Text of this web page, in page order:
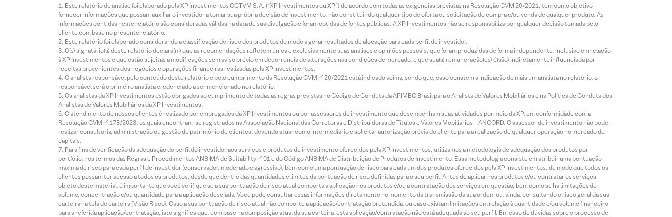
Este relatório de análise foi elaborado pela XP Investimentos CCTVM S.A. (“XP Investimentos ou XP”) de acordo com todas as exigências previstas na Resolução CVM 20/2021, tem como objetivo
fornecer informações que possam auxiliar o investidor a tomar sua própria decisão de investimento, não constituindo qualquer tipo de oferta ou solicitação de compra e/ou venda de qualquer produto. As
informações contidas neste relatório são consideradas válidas na data de sua divulgação e foram obtidas de fontes públicas. A XP Investimentos não se responsabiliza por qualquer decisão tomada pelo
cliente com base no presente relatório.
Este relatório foi elaborado considerando a classificação de risco dos produtos de modo a gerar resultados de alocação para cada perfil de investidor.
O(s) signatário(s) deste relatório declara(m) que as recomendações refletem única e exclusivamente suas análises e opiniões pessoais, que foram produzidas de forma independente, inclusive em relação
à XP Investimentos e que estão sujeitas a modificações sem aviso prévio em decorrência de alterações nas condições de mercado, e que sua(s) remuneração(es) é(são) indiretamente influenciada por
receitas provenientes dos negócios e operações financeiras realizadas pela XP Investimentos.
O analista responsável pelo conteúdo deste relatório e pelo cumprimento da Resolução CVM nº 20/2021 está indicado acima, sendo que, caso constem a indicação de mais um analista no relatório, o
responsável será o primeiro analista credenciado a ser mencionado no relatório.
Os analistas da XP Investimentos estão obrigados ao cumprimento de todas as regras previstas no Código de Conduta da APIMEC Brasil para o Analista de Valores Mobiliários e na Política de Conduta dos
Analistas de Valores Mobiliários da XP Investimentos.
O atendimento de nossos clientes é realizado por empregados da XP Investimentos ou por assessores de investimento que desempenham suas atividades por meio da XP, em conformidade com a
Resolução CVM nº 178/2023, os quais encontram-se registrados na Associação Nacional das Corretoras e Distribuidoras de Títulos e Valores Mobiliários – ANCORD. O assessor de investimento não pode
realizar consultoria, administração ou gestão de patrimônio de clientes, devendo atuar como intermediário e solicitar autorização prévia do cliente para a realização de qualquer operação no mercado de
capitais.
Para fins de verificação da adequação do perfil do investidor aos serviços e produtos de investimento oferecidos pela XP Investimentos, utilizamos a metodologia de adequação dos produtos por
portfólio, nos termos das Regras e Procedimentos ANBIMA de Suitability nº 01 e do Código ANBIMA de Distribuição de Produtos de Investimento. Essa metodologia consiste em atribuir uma pontuação
máxima de risco para cada perfil de investidor (conservador, moderado e agressivo), bem como uma pontuação de risco para cada um dos produtos oferecidos pela XP Investimentos, de modo que todos os
clientes possam ter acesso a todos os produtos, desde que dentro das quantidades e limites da pontuação de risco definidas para o seu perfil. Antes de aplicar nos produtos e/ou contratar os serviços
objeto deste material, é importante que você verifique se a sua pontuação de risco atual comporta a aplicação nos produtos e/ou a contratação dos serviços em questão, bem como se há limitações de
volume, concentração e/ou quantidade para a aplicação desejada. Você pode consultar essas informações diretamente no momento da transmissão da sua ordem ou, ainda, consultando o risco geral da sua
carteira na tela de carteira (Visão Risco). Caso a sua pontuação de risco atual não comporte a aplicação/contratação pretendida, ou caso existam limitações em relação à quantidade e/ou volume financeiro
para a referida aplicação/contratação, isto significa que, com base na composição atual da sua carteira, esta aplicação/contratação não está adequada ao seu perfil. Em caso de dúvidas sobre o processo de